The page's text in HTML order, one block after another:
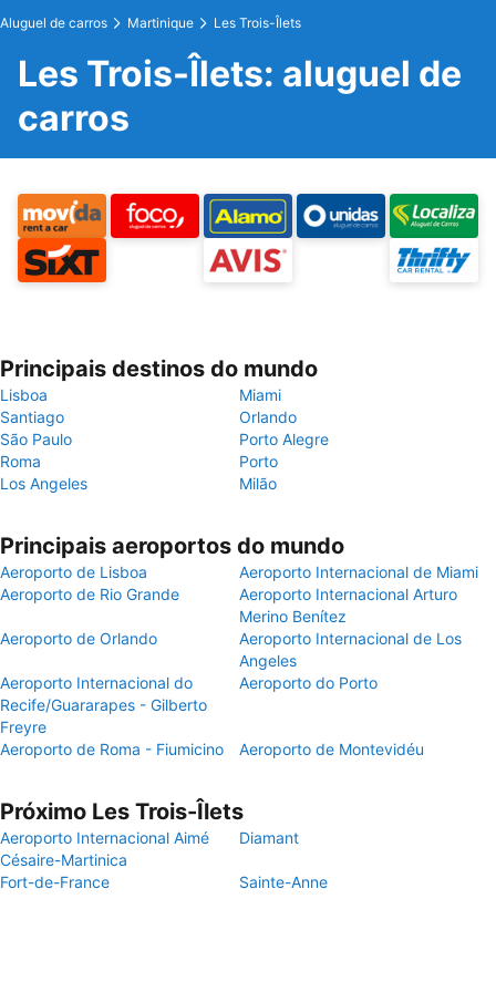
Aluguel de carros Martinique Les Trois-Îlets
Les Trois-Îlets: aluguel de
carros
Principais destinos do mundo
Lisboa
Miami
Santiago
Orlando
São Paulo
Porto Alegre
Roma
Porto
Los Angeles
Milão
Principais aeroportos do mundo
Aeroporto de Lisboa
Aeroporto Internacional de Miami
Aeroporto de Rio Grande
Aeroporto Internacional Arturo
Merino Benítez
Aeroporto de Orlando
Aeroporto Internacional de Los
Angeles
Aeroporto Internacional do
Recife/Guararapes - Gilberto
Freyre
Aeroporto do Porto
Aeroporto de Roma - Fiumicino Aeroporto de Montevidéu
Próximo Les Trois-Îlets
Aeroporto Internacional Aimé
Césaire-Martinica
Diamant
Fort-de-France Sainte-Anne